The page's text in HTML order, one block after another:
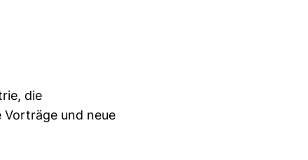
die
Vorträge und neue